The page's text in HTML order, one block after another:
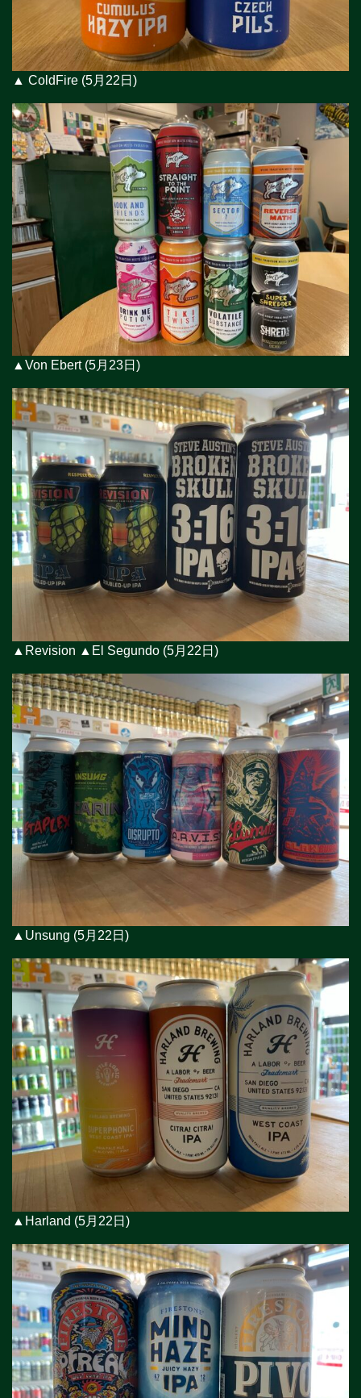
▲ ColdFire (5月22日)
▲Von Ebert (5月23日)
▲Revision ▲El Segundo (5月22日)
▲Unsung (5月22日)
▲Harland (5月22日)